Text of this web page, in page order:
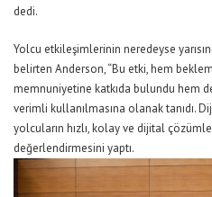
dedi.
Yolcu etkileşimlerinin neredeyse
belirten Anderson, “Bu etki, hem
memnuniyetine katkıda bulundu hem
verimli kullanılmasına olanak tanıdı.
yolcuların hızlı, kolay ve dijital
değerlendirmesini yaptı.